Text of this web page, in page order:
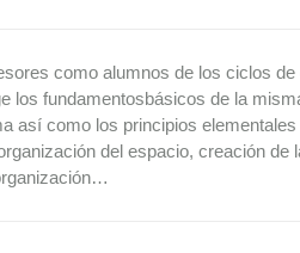
como alumnos de los ciclos
los fundamentosbásicos de la
así como los principios elementales
del espacio, creación de